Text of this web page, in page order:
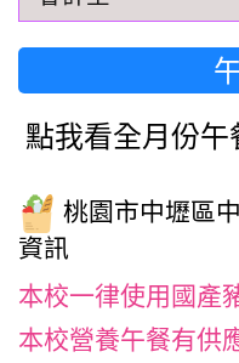
點我看全月份午
桃園市中壢區
資訊
本校一律使用國產
本校營養午餐有供